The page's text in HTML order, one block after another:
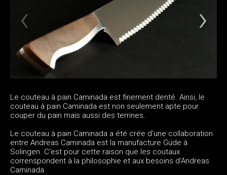
Le couteau à pain Caminada est finement denté. Ainsi, le
couteau à pain Caminada est non seulement apte pour
couper du pain mais aussi des terrines.
Le couteau à pain Caminada a été crée d'une collaboration
entre Andreas Caminada est la manufacture Güde à
Solingen. C'est pour cette raison que les coutaux
correnspondent à la philosophie et aux besoins d'Andreas
Caminada.